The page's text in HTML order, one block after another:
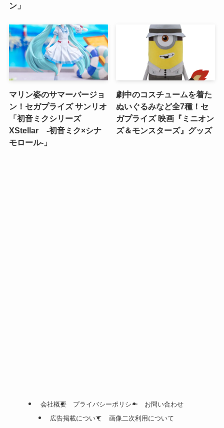
ン」
マリン姿のサマーバージョ
ン！セガプライズ サンリオ
「初音ミクシリーズ
XStellar ‐初音ミク×シナ
モロール‐」
劇中のコスチュームを着た
ぬいぐるみなど全7種！セ
ガプライズ 映画『ミニオン
ズ＆モンスターズ』グッズ
会社概要 プライバシーポリシー
お問い合わせ
広告掲載について
画像二次利用について